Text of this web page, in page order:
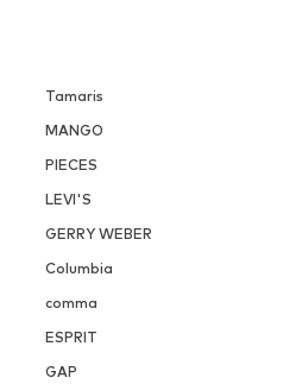
Tamaris
MANGO
PIECES
LEVI'S
GERRY WEBER
Columbia
comma
ESPRIT
GAP